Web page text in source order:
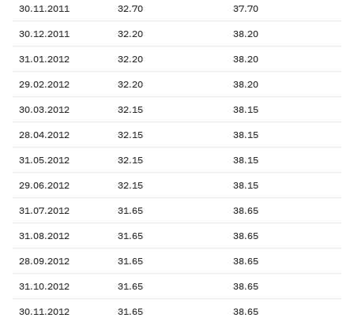
30.11.2011 32.70 37.70
30.12.2011 32.20 38.20
31.01.2012 32.20 38.20
29.02.2012 32.20 38.20
30.03.2012 32.15 38.15
28.04.2012 32.15 38.15
31.05.2012 32.15 38.15
29.06.2012 32.15 38.15
31.07.2012 31.65 38.65
31.08.2012 31.65 38.65
28.09.2012 31.65 38.65
31.10.2012 31.65 38.65
30.11.2012 31.65 38.65